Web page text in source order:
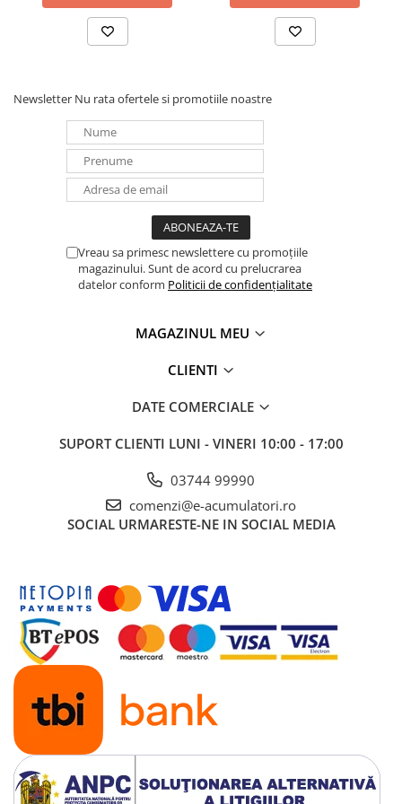
Panouri portabile
Racire/Incalzire
Diverse
Intrerupatoare si prize
Dulapuri pentru cablare
Tablouri electrice
Lumina (Becuri si Lanterne)
Laptop & PC accesorii, baterii,
Cablu de date si Adaptoare
Acumulatori
Sisteme de prindere
OUTLET
Pompe de caldura
Newsletter Nu rata ofertele si promotiile noastre
Vreau sa primesc newslettere cu promoțiile
magazinului. Sunt de acord cu prelucrarea
datelor conform Politicii de confidențialitate
MAGAZINUL MEU
CLIENTI
DATE COMERCIALE
SUPORT CLIENTI LUNI - VINERI 10:00 - 17:00
03744 99990
comenzi@e-acumulatori.ro
SOCIAL URMARESTE-NE IN SOCIAL MEDIA